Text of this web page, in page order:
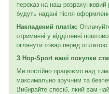
переказ на наш розрахунковий
будуть надані після
Накладений платіж:
отриманні у відділенні
оглянути товар перед оплатою
З Hop-Sport ваші покупки
Ми постійно працюємо над
максимально зручним та
Вибирайте спосіб, який вам